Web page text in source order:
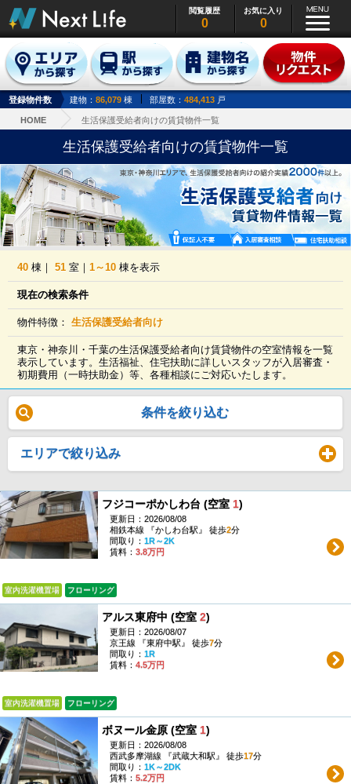
閲覧履歴
0
お気に入り
0
登録物件数 建物： 86,079 棟 部屋数： 484,413 戸
HOME 生活保護受給者向けの賃貸物件一覧
生活保護受給者向けの賃貸物件一覧
40 棟｜51 室｜1～10 棟を表示
現在の検索条件
物件特徴：生活保護受給者向け
東京・神奈川・千葉の生活保護受給者向け賃貸物件の空室情報を一覧
表示しています。生活福祉、住宅扶助に詳しいスタッフが入居審査・
初期費用（一時扶助金）等、各種相談にご対応いたします。
条件を絞り込む
エリアで絞り込みclick to expand contents
フジコーポかしわ台 (空室 1)
更新日：2026/08/08
相鉄本線 『かしわ台駅』 徒歩2分
間取り： 1R～2K
賃料： 3.8万円
室内洗濯機置場 フローリング
アルス東府中 (空室 2)
更新日：2026/08/07
京王線 『東府中駅』 徒歩7分
間取り： 1R
賃料： 4.5万円
室内洗濯機置場 フローリング
ボヌール金原 (空室 1)
更新日：2026/08/08
西武多摩湖線 『武蔵大和駅』 徒歩17分
間取り： 1K～2DK
賃料： 5.2万円